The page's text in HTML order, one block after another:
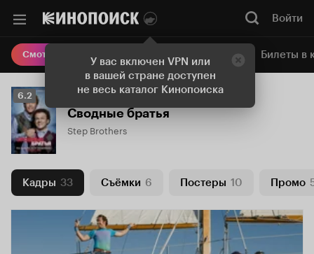
У вас включен VPN или
в вашей стране доступен
не весь каталог Кинопоиска
Войти
Смотреть кино Онлайн-кинотеатр Билеты в
Рейтинг
Кинопоиска
6.2
6.2
Сводные братья
Step Brothers
Кадры 33 Съёмки 6 Постеры 10 Промо